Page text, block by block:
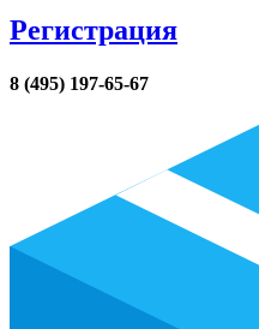
Регистрация
8 (495) 197-65-67